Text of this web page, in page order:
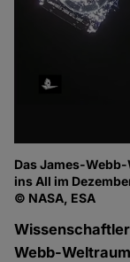
Das James-
ins All im
© NASA, ESA
Webb-